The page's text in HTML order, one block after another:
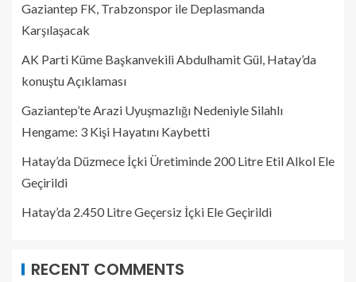
Gaziantep FK, Trabzonspor ile Deplasmanda
Karşılaşacak
AK Parti Küme Başkanvekili Abdulhamit Gül, Hatay’da
konuştu Açıklaması
Gaziantep’te Arazi Uyuşmazlığı Nedeniyle Silahlı
Hengame: 3 Kişi Hayatını Kaybetti
Hatay’da Düzmece İçki Üretiminde 200 Litre Etil Alkol Ele
Geçirildi
Hatay’da 2.450 Litre Geçersiz İçki Ele Geçirildi
RECENT COMMENTS